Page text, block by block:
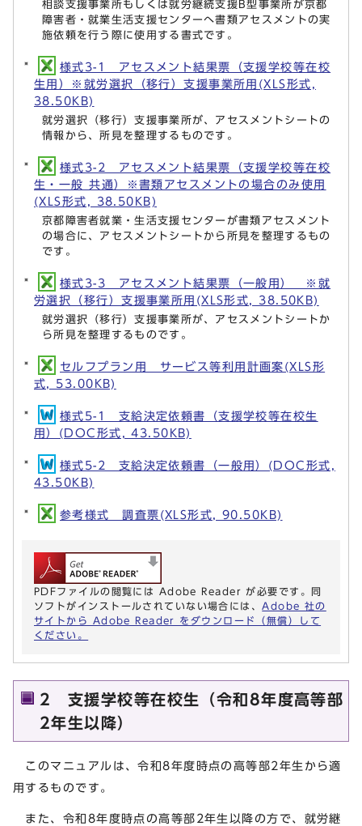
相談支援事業所もしくは就労継続支援B型事業所が京都
障害者・就業生活支援センターへ書類アセスメントの実
施依頼を行う際に使用する書式です。
様式3-1 アセスメント結果票（支援学校等在校
生用）※就労選択（移行）支援事業所用(XLS形式,
38.50KB)
就労選択（移行）支援事業所が、アセスメントシートの
情報から、所見を整理するものです。
様式3-2 アセスメント結果票（支援学校等在校
生・一般 共通）※書類アセスメントの場合のみ使用
(XLS形式, 38.50KB)
京都障害者就業・生活支援センターが書類アセスメント
の場合に、アセスメントシートから所見を整理するもの
です。
様式3-3 アセスメント結果票（一般用） ※就
労選択（移行）支援事業所用(XLS形式, 38.50KB)
就労選択（移行）支援事業所が、アセスメントシートか
ら所見を整理するものです。
セルフプラン用 サービス等利用計画案(XLS形
式, 53.00KB)
様式5-1 支給決定依頼書（支援学校等在校生
用）(DOC形式, 43.50KB)
様式5-2 支給決定依頼書（一般用）(DOC形式,
43.50KB)
参考様式 調査票(XLS形式, 90.50KB)
PDFファイルの閲覧には Adobe Reader が必要です。同
ソフトがインストールされていない場合には、 Adobe 社の
サイトから Adobe Reader をダウンロード（無償）して
ください。
2 支援学校等在校生（令和8年度高等部
2年生以降）
このマニュアルは、令和8年度時点の高等部2年生から適
用するものです。
また、令和8年度時点の高等部2年生以降の方で、就労継